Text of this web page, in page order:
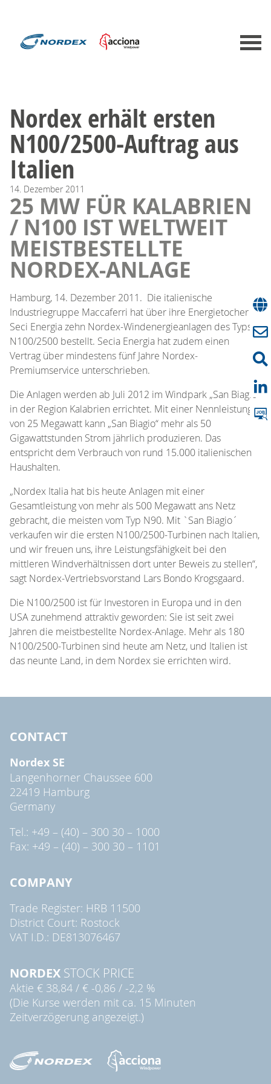
Nordex erhält ersten
N100/2500-Auftrag aus
Italien
14. Dezember 2011
25 MW FÜR KALABRIEN
/ N100 IST WELTWEIT
MEISTBESTELLTE
NORDEX-ANLAGE
Hamburg, 14. Dezember 2011. Die italienische
Industriegruppe Maccaferri hat über ihre Energietocher
Seci Energia zehn Nordex-Windenergieanlagen des Typs
N100/2500 bestellt. Secia Energia hat zudem einen
Vertrag über mindestens fünf Jahre Nordex-
Premiumservice unterschrieben.
Die Anlagen werden ab Juli 2012 im Windpark „San Biagio“
in der Region Kalabrien errichtet. Mit einer Nennleistung
von 25 Megawatt kann „San Biagio“ mehr als 50
Gigawattstunden Strom jährlich produzieren. Das
entspricht dem Verbrauch von rund 15.000 italienischen
Haushalten.
„Nordex Italia hat bis heute Anlagen mit einer
Gesamtleistung von mehr als 500 Megawatt ans Netz
gebracht, die meisten vom Typ N90. Mit `San Biagio´
verkaufen wir die ersten N100/2500-Turbinen nach Italien,
und wir freuen uns, ihre Leistungsfähigkeit bei den
mittleren Windverhältnissen dort unter Beweis zu stellen“,
sagt Nordex-Vertriebsvorstand Lars Bondo Krogsgaard.
Die N100/2500 ist für Investoren in Europa und in den
USA zunehmend attraktiv geworden: Sie ist seit zwei
Jahren die meistbestellte Nordex-Anlage. Mehr als 180
N100/2500-Turbinen sind heute am Netz, und Italien ist
das neunte Land, in dem Nordex sie errichten wird.
CONTACT
Nordex SE
Langenhorner Chaussee 600
22419 Hamburg
Germany
Tel.: +49 – (40) – 300 30 – 1000
Fax: +49 – (40) – 300 30 – 1101
COMPANY
Trade Register: HRB 11500
District Court: Rostock
VAT I.D.: DE813076467
NORDEX STOCK PRICE
Aktie € 38,84 / € -0,86 / -2,2 %
(Die Kurse werden mit ca. 15 Minuten
Zeitverzögerung angezeigt.)